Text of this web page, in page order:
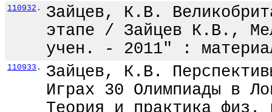
110932 .
Зайцев, К.В.
этапе / Зайцев К.В.,
учен. - 2011" :
110933 .
Зайцев, К.В.
Играх 30 Олимпиады в